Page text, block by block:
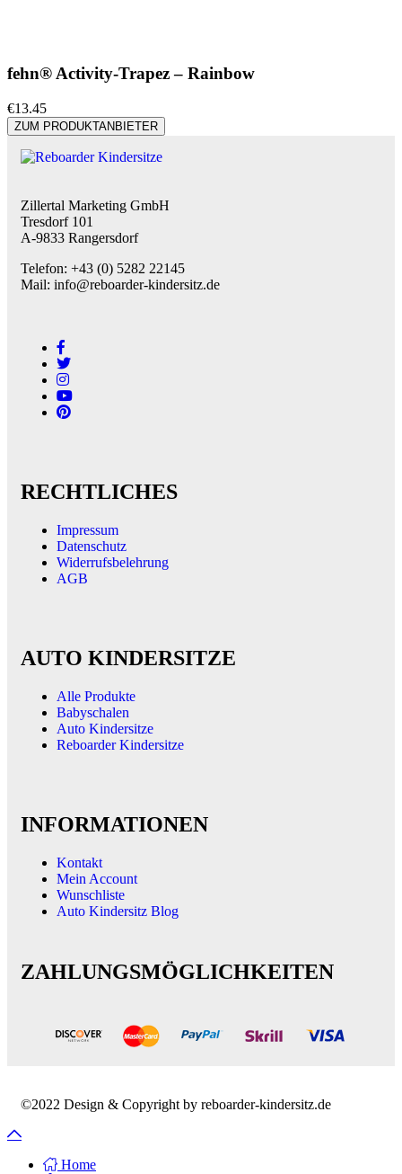
fehn® Activity-Trapez – Rainbow
€13.45
ZUM PRODUKTANBIETER
Zillertal Marketing GmbH
Tresdorf 101
A-9833 Rangersdorf
Telefon: +43 (0) 5282 22145
Mail: info@reboarder-kindersitz.de
RECHTLICHES
Impressum
Datenschutz
Widerrufsbelehrung
AGB
AUTO KINDERSITZE
Alle Produkte
Babyschalen
Auto Kindersitze
Reboarder Kindersitze
INFORMATIONEN
Kontakt
Mein Account
Wunschliste
Auto Kindersitz Blog
ZAHLUNGSMÖGLICHKEITEN
©2022 Design & Copyright by reboarder-kindersitz.de
Home